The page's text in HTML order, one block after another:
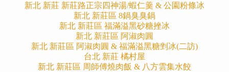
新北 新莊 新莊路正宗四神湯/蝦仁羹 & 公園粉條冰
新北 新莊區 8鍋臭臭鍋
新北 新莊區 福滿溢黑砂糖挫冰
新北 新莊區 阿淑肉圓
新北 新莊區 阿淑肉圓 & 福滿溢黑糖剉冰(二訪)
台北 新莊 橘村屋
新北 新莊區 周師傅燒肉飯 & 八方雲集水餃